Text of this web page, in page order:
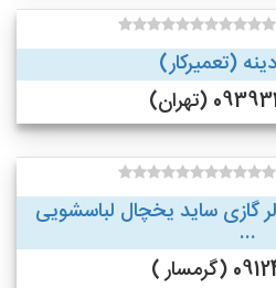
(تعمیرکار)
(تهران)
گازی ساید یخچال لباسشویی
...
)